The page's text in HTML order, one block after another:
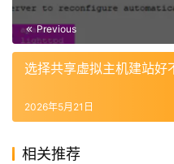
Previous
选择共享虚拟主机建站好
2026年5月21日
相关推荐